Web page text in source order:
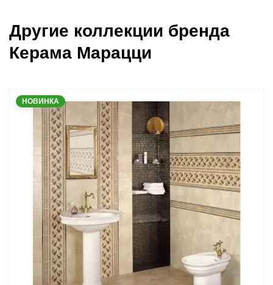
Другие коллекции бренда
Керама Марацци
НОВИНКА